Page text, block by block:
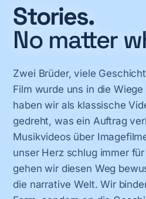
Stories.
No matter
Zwei Brüder, viele
Film wurde uns in die
haben wir als klassische
gedreht, was ein Auftrag
Musikvideos über
unser Herz schlug immer
gehen wir diesen Weg
die narrative Welt. Wir